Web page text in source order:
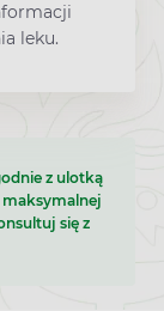
leku.
z ulotką
maksymalnej
się z